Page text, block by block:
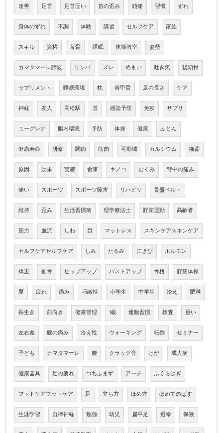
改善 足首 足首固い 首の歪み 頭痛 習慣 ずれ
身体のずれ 不調 体験 講習 セルフケア 家族
スキル 資格 背骨 睡眠 体操教室 姿勢
カマタマーレ讃岐 リンパ ズレ めまい 吐き気 後頭骨
サプリメント 睡眠環境 枕 肩甲骨 足の長さ ケア
神経 友人 高松駅 首 感染予防 免疫 サプリ
ユーグレナ 腸内環境 予防 体操 健康 ふとん
健康寿命 研修 関節 筋肉 可動域 カルシウム 猫背
原因 効果 実感 食事 キノコ むくみ 背中の痛み
痛い スポーツ スポーツ障害 リハビリ 骨盤ベルト
維持 歪み 生活習慣病 理学療法士 貯筋運動 高齢者
筋力 血流 しわ 目 マットレス スキンケアスキンケア
セルフケアセルフケア しみ たるみ にきび ホルモン
矯正 仙骨 ヒップアップ バストアップ 骨格 貯筋体操
夏 疲れ 痛み 巧緻性 小学生 中学生 冷え 肥満
長生き 前向き 健康管理 1級 運動習慣 検査 重い
左右差 膝の痛み 冷え性 ウォーキング 転倒 セミナー
子ども カマタマーレ 腰 クラック音 けが 成人病
健康器具 足の疲れ つちふまず アーチ ふくらはぎ
フットケアフットケア 足 立ち方 ほめ方 ほめてのばす
生涯学習 自律神経 勉強 幼児 扁平足 選挙 保険